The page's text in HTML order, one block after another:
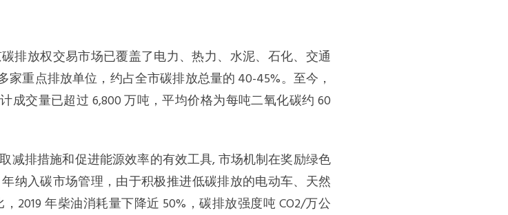
排放权交易市场已覆盖了电力、热力、水泥、石化、交通
重点排放单位，约占全市碳排放总量的 40-45%。至今，
成交量已超过 6,800 万吨，平均价格为每吨二氧化碳约 60
减排措施和促进能源效率的有效工具, 市场机制在奖励绿色
纳入碳市场管理，由于积极推进低碳排放的电动车、天然
2019 年柴油消耗量下降近 50%，碳排放强度吨 CO2/万公